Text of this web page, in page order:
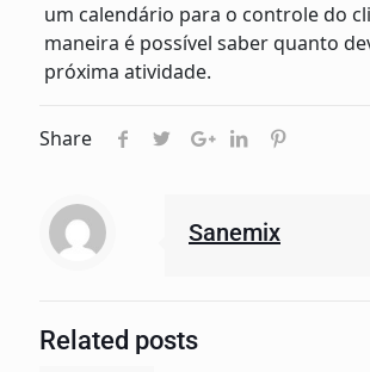
um calendário para o controle do
maneira é possível saber quanto
próxima atividade.
Share
Sanemix
Related posts